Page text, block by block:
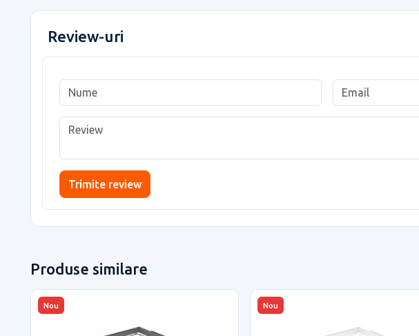
Review-uri
Trimite review
Produse similare
Nou Nou